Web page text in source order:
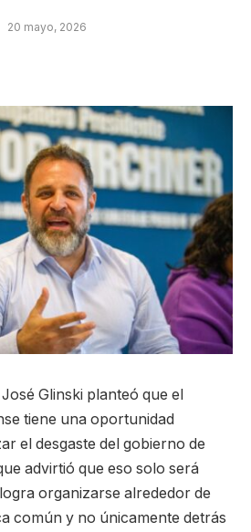
20 mayo, 2026
Glinski planteó que el
tiene una oportunidad
el desgaste del gobierno de
advirtió que eso solo será
organizarse alrededor de
común y no únicamente detrás